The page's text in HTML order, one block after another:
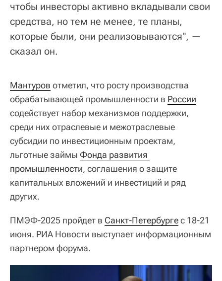
чтобы инвесторы активно вкладывали свои
средства, но тем не менее, те планы,
которые были, они реализовываются", —
сказал он.
Мантуров отметил, что росту производства
обрабатывающей промышленности в России
содействует набор механизмов поддержки,
среди них отраслевые и межотраслевые
субсидии по инвестиционным проектам,
льготные займы Фонда развития
промышленности, соглашения о защите
капитальных вложений и инвестиций и ряд
других.
ПМЭФ-2025 пройдет в Санкт-Петербургес 18-21
июня. РИА Новости выступает информационным
партнером форума.